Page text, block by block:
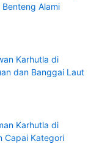
Alami
Karhutla di
dan Banggai Laut
Karhutla di
Capai Kategori